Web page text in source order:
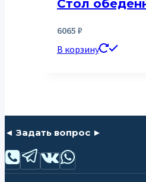
Стол
6065 ₽
В корзину
◄ Задать вопрос ►